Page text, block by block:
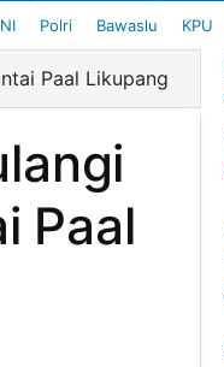
Polri Bawaslu KPU
Paal Likupang
Paal